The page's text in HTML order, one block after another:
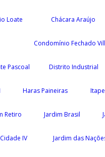
Loate Chácara Araújo
Condomínio Fechado
Pascoal Distrito Industrial
Haras Paineiras
Retiro Jardim Brasil
IV Jardim das